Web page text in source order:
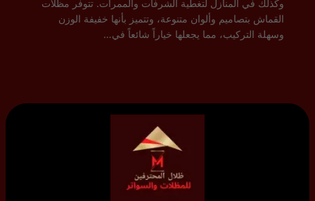
وكذلك في المنازل لتغطية الشرفات والممرات. تتوفر مظلات
القماش بتصاميم وألوان متنوعة، وتتميز بأنها خفيفة الوزن
وسهلة التركيب، مما يجعلها خياراً شائعاً في…